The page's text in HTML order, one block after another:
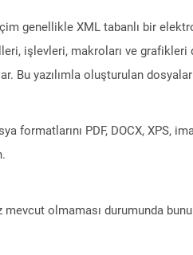
genellikle XML tabanlı bir
işlevleri, makroları ve grafikleri
yazılımla oluşturulan
PDF, DOCX, XPS,
olmaması durumunda